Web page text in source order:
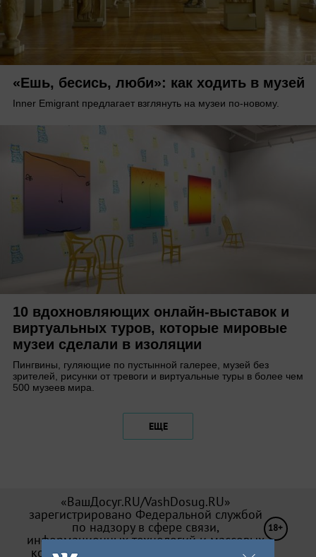
«Ешь, бесись, люби»: как ходить в музей
Inner Emigrant предлагает взглянуть на музеи по-новому.
10 вдохновляющих онлайн-выставок и
виртуальных туров, которые мировые
музеи сделали в изоляции
Пингвины, гуляющие по пустынной галерее, музей без
зрителей, рисунки от тревоги и виртуальные туры в более чем
500 музеев мира.
ЕЩЕ
«ВашДосуг.RU/VashDosug.RU»
зарегистрировано Федеральной службой
по надзору в сфере связи,
информационных технологий и массовых
коммуникаций (Роскомнадзор). Св-во Эл
18+